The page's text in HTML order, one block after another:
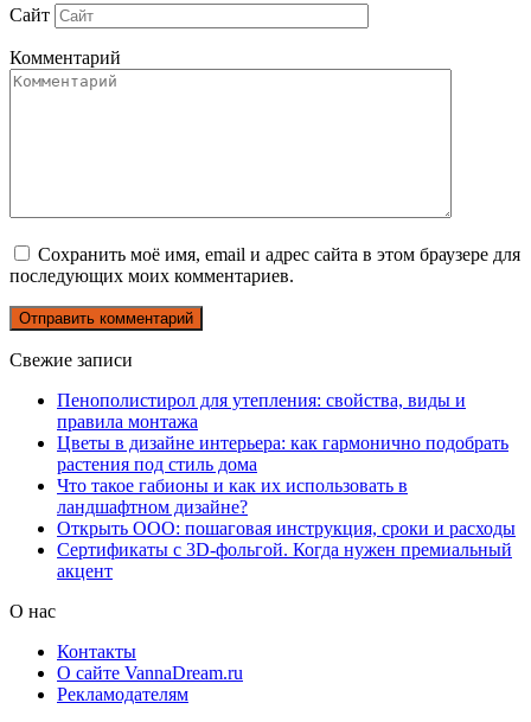
Сайт
Комментарий
Сохранить моё имя, email и адрес сайта в этом браузере для
последующих моих комментариев.
Свежие записи
Пенополистирол для утепления: свойства, виды и
правила монтажа
Цветы в дизайне интерьера: как гармонично подобрать
растения под стиль дома
Что такое габионы и как их использовать в
ландшафтном дизайне?
Открыть ООО: пошаговая инструкция, сроки и расходы
Сертификаты с 3D-фольгой. Когда нужен премиальный
акцент
О нас
Контакты
О сайте VannaDream.ru
Рекламодателям